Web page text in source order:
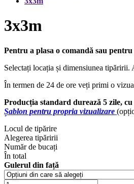
3x3m
Pentru a plasa o comandă sau
Selectați locația și dimensiunea
În termen de 24 de ore veți primi o
Producția standard durează 5 zile,
Șablon pentru propria vizualizare
Locul de tipărire
Alegerea tipăririi
Număr de bucați
În total
Gulerul din față